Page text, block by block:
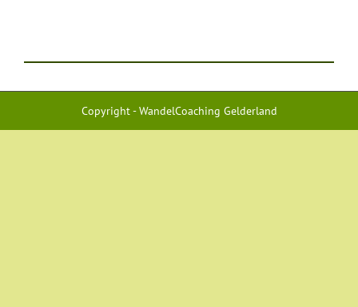
Copyright - WandelCoaching Gelderland